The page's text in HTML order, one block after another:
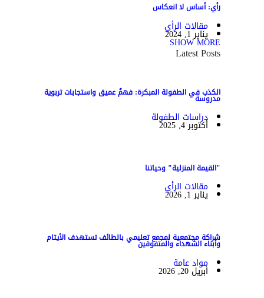
رأي: أساس لا انعكاس
مقالات الرأي
يناير 1, 2024
SHOW MORE
Latest Posts
الكذب في الطفولة المبكرة: فهمٌ عميق واستجابات تربوية
مدروسة
دراسات الطفولة
أكتوبر 4, 2025
"القيمة المنزلية" وحياتنا
مقالات الرأي
يناير 1, 2026
شراكة مجتمعية لمجمع تعليمي بالطائف تستهدف الأيتام
وأبناء الشهداء والمتفوقين
مواد عامة
أبريل 20, 2026